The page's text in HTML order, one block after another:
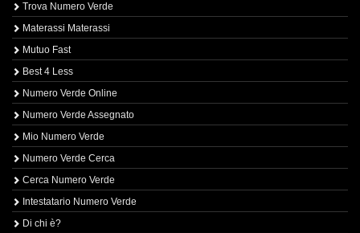
Trova Numero Verde
Materassi Materassi
Mutuo Fast
Best 4 Less
Numero Verde Online
Numero Verde Assegnato
Mio Numero Verde
Numero Verde Cerca
Cerca Numero Verde
Intestatario Numero Verde
Di chi è?